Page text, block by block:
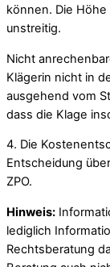
können. Die
unstreitig.
Nicht
Klägerin nicht in
ausgehend vom
dass die Klage
4. Die
Entscheidung
ZPO.
Hinweis:
lediglich
Rechtsberatung